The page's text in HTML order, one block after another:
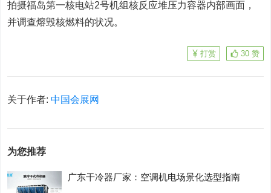
拍摄福岛第一核电站2号机组核反应堆压力容器内部画面，
并调查熔毁核燃料的状况。
30 赞
打赏
关于作者:中国会展网
为您推荐
广东干冷器厂家：空调机电场景化选型指南